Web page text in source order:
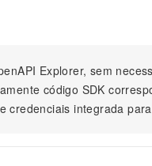
Explorer, sem
código SDK
credenciais integrada